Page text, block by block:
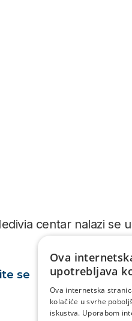
centar nalazi se u
se
Ova
upotrebljava
Ova internetska
kolačiće u svrhe
iskustva. Uporabom